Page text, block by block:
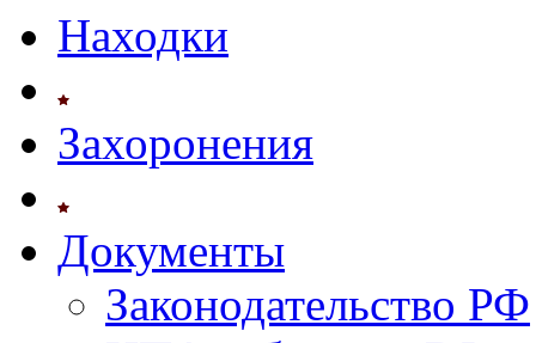
Находки
Захоронения
Документы
Законодательство РФ